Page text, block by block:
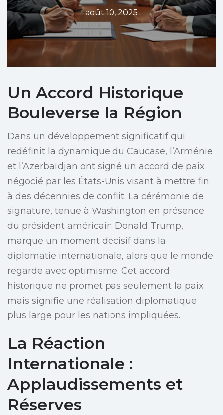
août 10, 2025
Un Accord Historique
Bouleverse la Région
Dans un développement significatif qui
redéfinit la dynamique du Caucase, l’Arménie
et l’Azerbaïdjan ont signé un accord de paix
négocié par les États-Unis visant à mettre fin
à des décennies de conflit. La cérémonie de
signature, tenue à Washington en présence
du président américain Donald Trump,
marque un moment décisif dans la
diplomatie internationale, alors que le monde
regarde avec optimisme. Cet accord
historique ne promet pas seulement la paix
mais signifie une réalisation diplomatique
plus large pour les nations impliquées.
La Réaction
Internationale :
Applaudissements et
Réserves